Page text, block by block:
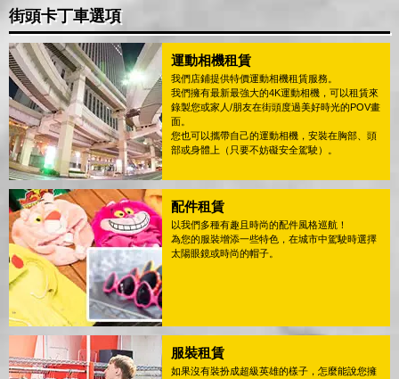
街頭卡丁車選項
運動相機租賃
我們店鋪提供特價運動相機租賃服務。
我們擁有最新最強大的4K運動相機，可以租賃來
錄製您或家人/朋友在街頭度過美好時光的POV畫
面。
您也可以攜帶自己的運動相機，安裝在胸部、頭
部或身體上（只要不妨礙安全駕駛）。
配件租賃
以我們多種有趣且時尚的配件風格巡航！
為您的服裝增添一些特色，在城市中駕駛時選擇
太陽眼鏡或時尚的帽子。
服裝租賃
如果沒有裝扮成超級英雄的樣子，怎麼能說您擁